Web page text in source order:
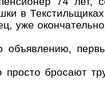
в
уже
объявлению,
бросают